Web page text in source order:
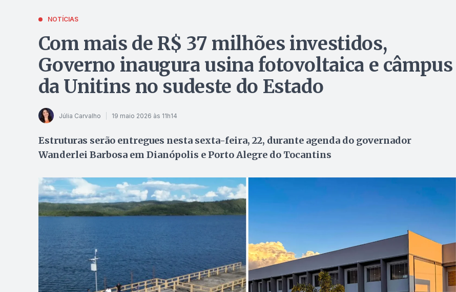
NOTÍCIAS
Com mais de R$ 37 milhões investidos,
Governo inaugura usina fotovoltaica e câmpus
da Unitins no sudeste do Estado
Júlia Carvalho 19 maio 2026 às 11h14
Estruturas serão entregues nesta sexta-feira, 22, durante agenda do governador
Wanderlei Barbosa em Dianópolis e Porto Alegre do Tocantins